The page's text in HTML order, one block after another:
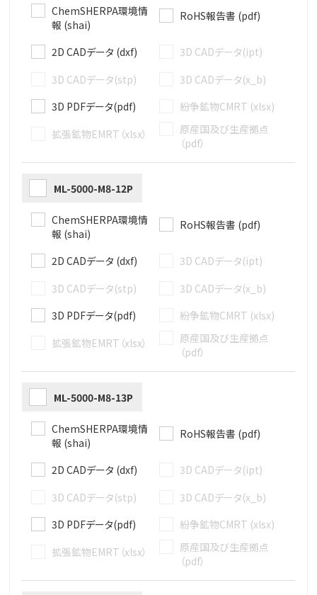
ChemSHERPA環境情
報 (shai)
RoHS報告書 (pdf)
2D CADデータ (dxf)
3D CADデータ(ipt)
3D CADデータ(stp)
3D CADデータ(x_b)
3D PDFデータ(pdf)
紛争鉱物CMRT (xlsx)
拡張鉱物EMRT（xlsx）
原産国及び生産拠点
（pdf）
ML-5000-M8-12P
ChemSHERPA環境情
報 (shai)
RoHS報告書 (pdf)
2D CADデータ (dxf)
3D CADデータ(ipt)
3D CADデータ(stp)
3D CADデータ(x_b)
3D PDFデータ(pdf)
紛争鉱物CMRT (xlsx)
拡張鉱物EMRT（xlsx）
原産国及び生産拠点
（pdf）
ML-5000-M8-13P
ChemSHERPA環境情
報 (shai)
RoHS報告書 (pdf)
2D CADデータ (dxf)
3D CADデータ(ipt)
3D CADデータ(stp)
3D CADデータ(x_b)
3D PDFデータ(pdf)
紛争鉱物CMRT (xlsx)
拡張鉱物EMRT（xlsx）
原産国及び生産拠点
（pdf）